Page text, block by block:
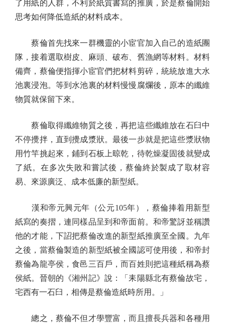
了用紙的人群，不利於紙質書寫的推廣，於是蔡倫開始
思考如何降低造紙的材料成本。
蔡倫首先找來一群機靈的小宦官加入自己的造紙團
隊，接着選取樹皮、麻頭、破布、舊漁網等材料。材料
備齊，蔡倫便指揮小宦官們把材料剪碎，統統放進大水
池裏浸泡。等到水池裏的材料慢慢腐爛後，原本的纖維
物質就保留下來。
蔡倫取得纖維物質之後，再把這些纖維放在石臼中
不停攪拌，直到攪成漿狀。最後一步就是把這些漿狀物
用竹竿挑起來，鋪到石板上晾乾，待乾燥凝固後就變成
了紙。在多次失敗和嘗試後，蔡倫終於製成了取材容
易、來源廣泛、成本低廉的新型紙。
漢和帝元興元年（公元105年），蔡倫捧着用新型
紙寫的奏摺，連同樣品呈到和帝面前。和帝驚訝並稱讚
他的才能，下詔把蔡倫改進的新型紙推廣至全國。九年
之後，當蔡倫製造的新型紙被全國認可使用後，和帝封
蔡倫為龍亭侯，食邑三百戶，而百姓則把這種紙稱為蔡
侯紙。晉朝的《湘州記》說：「耒陽縣北有蔡倫故宅，
宅西有一石臼，相傳是蔡倫造紙時所用。」
總之，蔡倫不但才學豐富，而且擅長兵器和各種用